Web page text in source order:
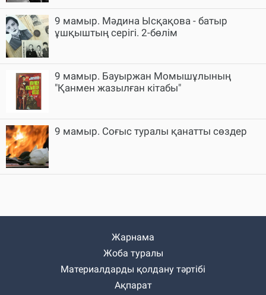
9 мамыр. Мәдина Ысқақова - батыр
ұшқыштың серігі. 2-бөлім
9 мамыр. Бауыржан Момышұлының
"Қанмен жазылған кітабы"
9 мамыр. Соғыс туралы қанатты сөздер
Жарнама
Жоба туралы
Материалдарды қолдану тәртібі
Ақпарат